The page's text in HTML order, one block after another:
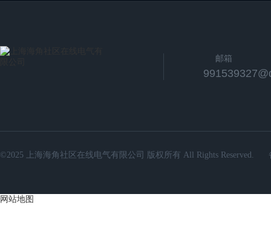
邮箱
©2025 上海海角社区在线电气有限公司 版权所有 All Rights Reserved.
网站地图